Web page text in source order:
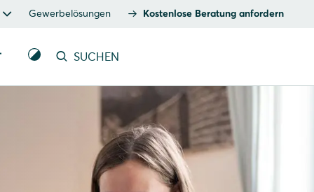
Gewerbelösungen Kostenlose Beratung anfordern
SUCHEN